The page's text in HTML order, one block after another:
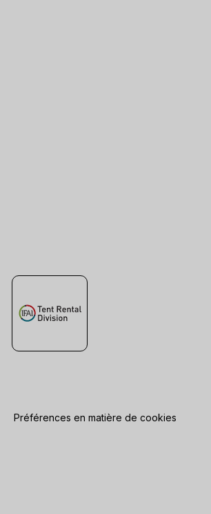
Préférences en matière de cookies